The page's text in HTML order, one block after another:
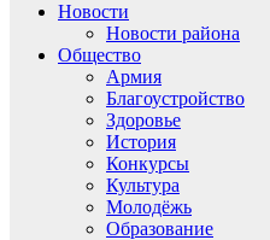
Новости
Новости района
Общество
Армия
Благоустройство
Здоровье
История
Конкурсы
Культура
Молодёжь
Образование